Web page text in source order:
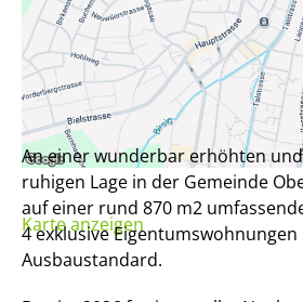
Karte anzeigen
An einer wunderbar erhöhten
ruhigen Lage in der Gemeinde
auf einer rund 870 m2
4 exklusive
Ausbaustandard.